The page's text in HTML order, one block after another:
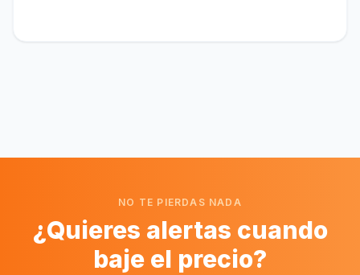
NO TE PIERDAS NADA
¿Quieres alertas cuando
baje el precio?